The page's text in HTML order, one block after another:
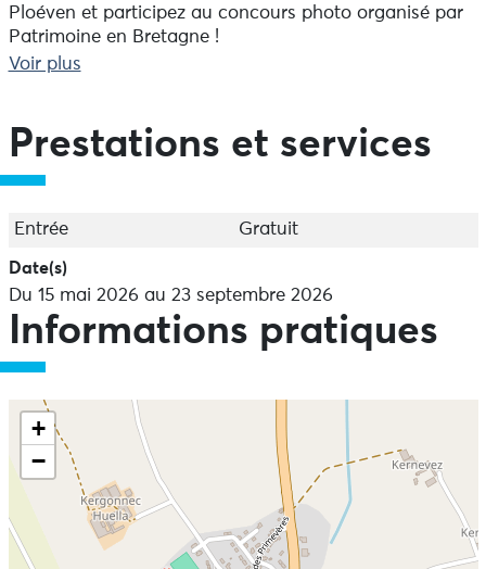
Ploéven et participez au concours photo organisé par
Patrimoine en Bretagne !
Les participants peuvent s'inscrire via le formulaire en
Voir plus
Prestations et services
Entrée Gratuit
Date(s)
Du 15 mai 2026 au 23 septembre 2026
Informations pratiques
+
−